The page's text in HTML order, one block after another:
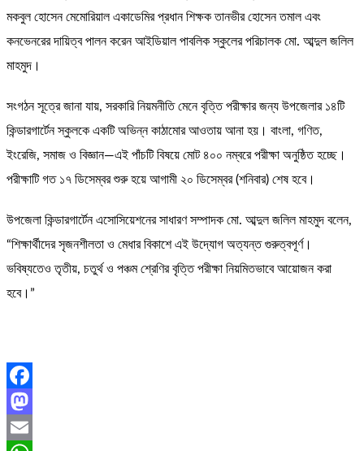
মকবুল হোসেন মেমোরিয়াল একাডেমির প্রধান শিক্ষক তানভীর হোসেন তমাল এবং
কনভেনরের দায়িত্ব পালন করেন আইডিয়াল পাবলিক স্কুলের পরিচালক মো. আব্দুল জলিল
মাহমুদ।
সংগঠন সূত্রে জানা যায়, সরকারি নিয়মনীতি মেনে বৃত্তি পরীক্ষার জন্য উপজেলার ১৪টি
কিন্ডারগার্টেন স্কুলকে একটি অভিন্ন কাঠামোর আওতায় আনা হয়। বাংলা, গণিত,
ইংরেজি, সমাজ ও বিজ্ঞান—এই পাঁচটি বিষয়ে মোট ৪০০ নম্বরে পরীক্ষা অনুষ্ঠিত হচ্ছে।
পরীক্ষাটি গত ১৭ ডিসেম্বর শুরু হয়ে আগামী ২০ ডিসেম্বর (শনিবার) শেষ হবে।
উপজেলা কিন্ডারগার্টেন এসোসিয়েশনের সাধারণ সম্পাদক মো. আব্দুল জলিল মাহমুদ বলেন,
“শিক্ষার্থীদের সৃজনশীলতা ও মেধার বিকাশে এই উদ্যোগ অত্যন্ত গুরুত্বপূর্ণ।
ভবিষ্যতেও তৃতীয়, চতুর্থ ও পঞ্চম শ্রেণির বৃত্তি পরীক্ষা নিয়মিতভাবে আয়োজন করা
হবে।”
Facebook
Mastodon